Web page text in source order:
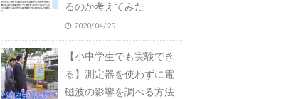
るのか考えてみた
2020/04/29
【小中学生でも実験でき
る】測定器を使わずに電
磁波の影響を調べる方法